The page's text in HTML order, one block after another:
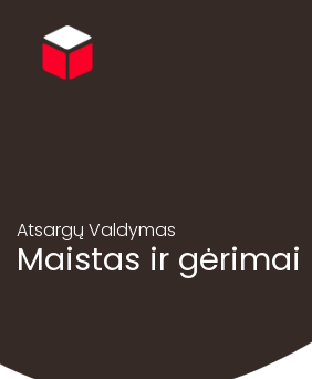
Atsargų Valdymas
Maistas ir gėrimai